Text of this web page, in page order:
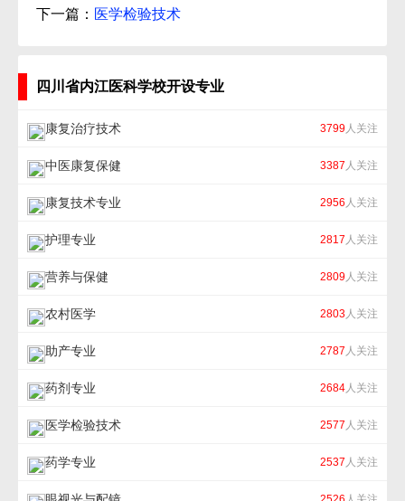
下一篇： 医学检验技术
四川省内江医科学校开设专业
康复治疗技术 3799人关注
中医康复保健 3387 人关注
康复技术专业 2956 人关注
护理专业 2817 人关注
营养与保健 2809人关注
农村医学 2803人关注
助产专业 2787 人关注
药剂专业 2684人关注
医学检验技术 2577 人关注
药学专业 2537 人关注